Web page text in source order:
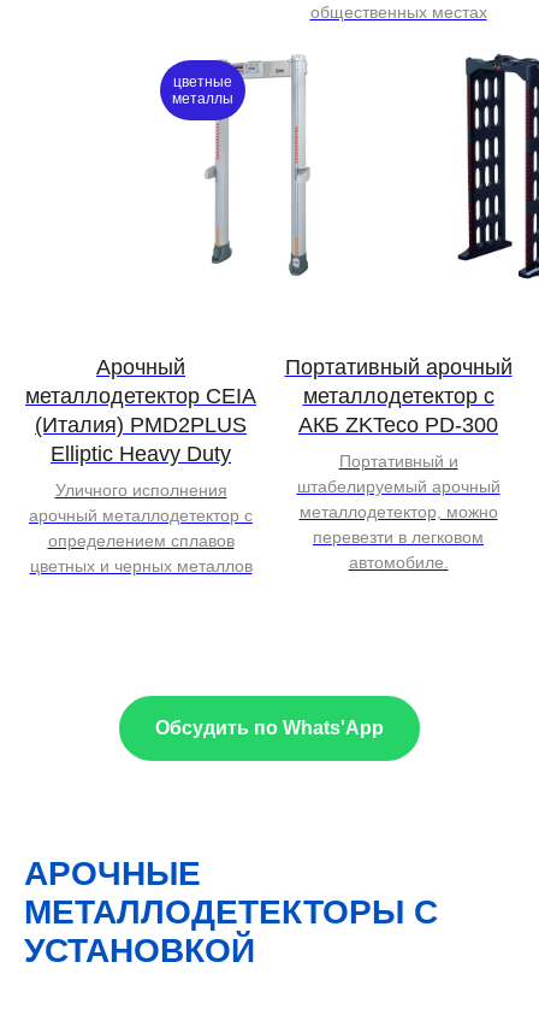
общественных местах
цветные
металлы
Арочный
металлодетектор CEIA
(Италия) PMD2PLUS
Elliptic Heavy Duty
Уличного исполнения
арочный металлодетектор с
определением сплавов
цветных и черных металлов
Портативный арочный
металлодетектор с
АКБ ZKTeco PD-300
Портативный и
штабелируемый арочный
металлодетектор, можно
перевезти в легковом
автомобиле.
Обсудить по Whats'App
АРОЧНЫЕ
МЕТАЛЛОДЕТЕКТОРЫ С
УСТАНОВКОЙ